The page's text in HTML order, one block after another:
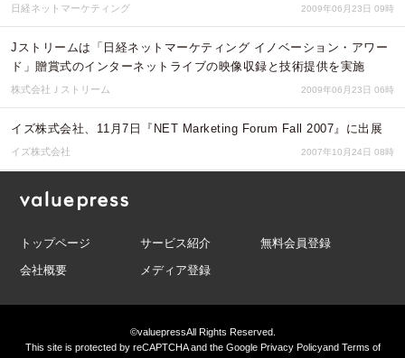
日経ネットマーケティング 2009年06月23日 09時
Jストリームは「日経ネットマーケティング イノベーション・アワー
ド」贈賞式のインターネットライブの映像収録と技術提供を実施
株式会社Ｊストリーム 2009年06月23日 06時
イズ株式会社、11月7日『NET Marketing Forum Fall 2007』に出展
イズ株式会社 2007年10月24日 08時
トップページ サービス紹介
無料会員登録
会社概要
メディア登録
©valuepressAll Rights Reserved.
This site is protected by reCAPTCHA and the GooglePrivacy PolicyandTerms of